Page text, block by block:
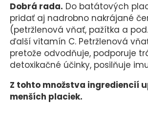
Dobrá rada. Do batátových
pridať aj nadrobno nakrájané
(petržlenová vňať, pažítka a
ďalší vitamín C. Petržlenová
pretože odvodňuje, podporuje
detoxikačné účinky, posilňuje
Z tohto množstva ingrediencií
menších placiek.